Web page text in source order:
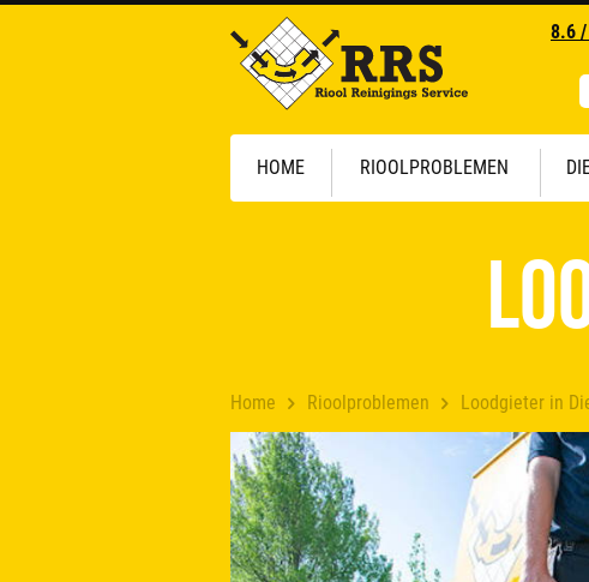
8.6
HOME RIOOLPROBLEMEN
Home Rioolproblemen Loodgieter in